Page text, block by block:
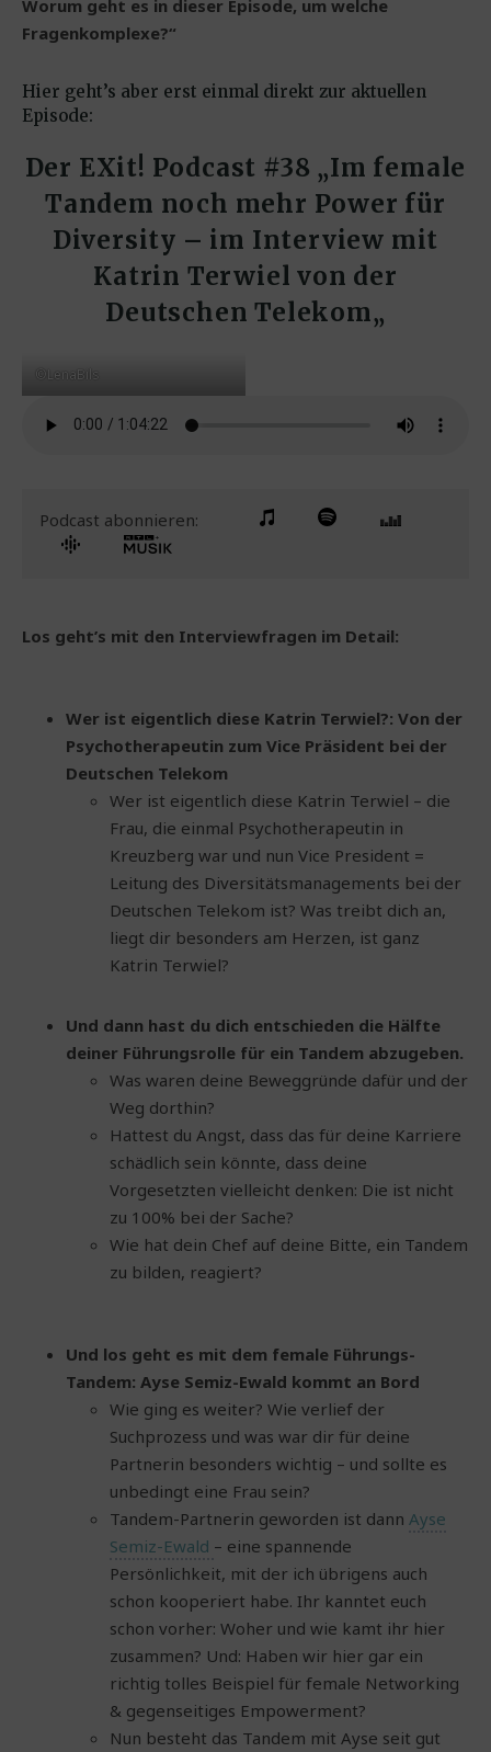
Worum geht es in dieser Episode, um welche
Fragenkomplexe?“
Hier geht’s aber erst einmal direkt zur aktuellen
Episode:
Der EXit! Podcast #38 „Im female
Tandem noch mehr Power für
Diversity – im Interview mit
Katrin Terwiel von der
Deutschen Telekom„
©LenaBils
Podcast abonnieren:
Los geht’s mit den Interviewfragen im Detail:
Wer ist eigentlich diese Katrin Terwiel?: Von der
Psychotherapeutin zum Vice Präsident bei der
Deutschen Telekom
Wer ist eigentlich diese Katrin Terwiel – die
Frau, die einmal Psychotherapeutin in
Kreuzberg war und nun Vice President =
Leitung des Diversitätsmanagements bei der
Deutschen Telekom ist? Was treibt dich an,
liegt dir besonders am Herzen, ist ganz
Katrin Terwiel?
Und dann hast du dich entschieden die Hälfte
deiner Führungsrolle für ein Tandem abzugeben.
Was waren deine Beweggründe dafür und der
Weg dorthin?
Hattest du Angst, dass das für deine Karriere
schädlich sein könnte, dass deine
Vorgesetzten vielleicht denken: Die ist nicht
zu 100% bei der Sache?
Wie hat dein Chef auf deine Bitte, ein Tandem
zu bilden, reagiert?
Und los geht es mit dem female Führungs-
Tandem: Ayse Semiz-Ewald kommt an Bord
Wie ging es weiter? Wie verlief der
Suchprozess und was war dir für deine
Partnerin besonders wichtig – und sollte es
unbedingt eine Frau sein?
Tandem-Partnerin geworden ist dann Ayse
Semiz-Ewald – eine spannende
Persönlichkeit, mit der ich übrigens auch
schon kooperiert habe. Ihr kanntet euch
schon vorher: Woher und wie kamt ihr hier
zusammen? Und: Haben wir hier gar ein
richtig tolles Beispiel für female Networking
& gegenseitiges Empowerment?
Nun besteht das Tandem mit Ayse seit gut